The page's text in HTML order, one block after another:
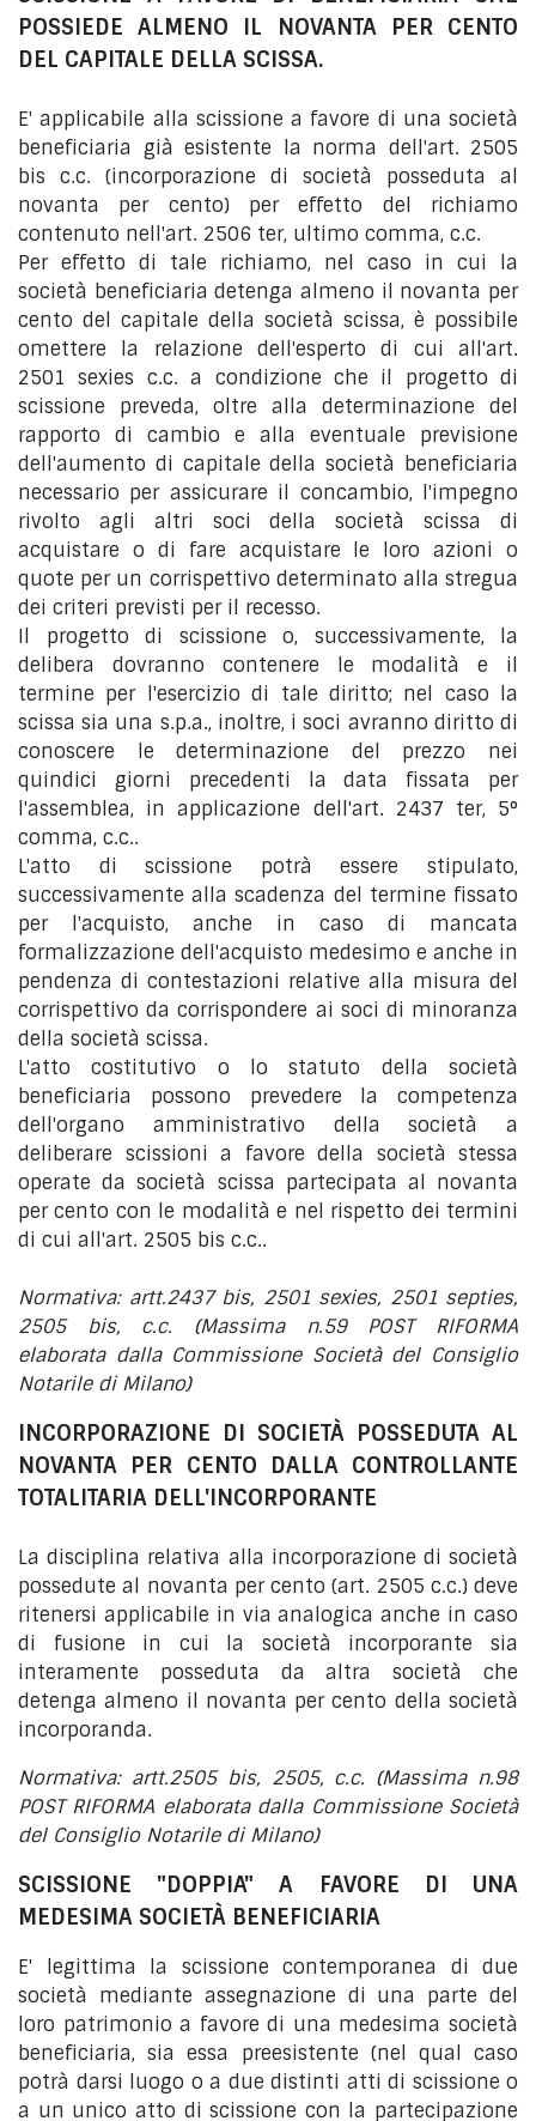
POSSIEDE ALMENO IL NOVANTA PER CENTO
DEL CAPITALE DELLA SCISSA.
E' applicabile alla scissione a favore di una società
beneficiaria già esistente la norma dell'art. 2505
bis c.c. (incorporazione di società posseduta al
novanta per cento) per effetto del richiamo
contenuto nell'art. 2506 ter, ultimo comma, c.c.
Per effetto di tale richiamo, nel caso in cui la
società beneficiaria detenga almeno il novanta per
cento del capitale della società scissa, è possibile
omettere la relazione dell'esperto di cui all'art.
2501 sexies c.c. a condizione che il progetto di
scissione preveda, oltre alla determinazione del
rapporto di cambio e alla eventuale previsione
dell'aumento di capitale della società beneficiaria
necessario per assicurare il concambio, l'impegno
rivolto agli altri soci della società scissa di
acquistare o di fare acquistare le loro azioni o
quote per un corrispettivo determinato alla stregua
dei criteri previsti per il recesso.
Il progetto di scissione o, successivamente, la
delibera dovranno contenere le modalità e il
termine per l'esercizio di tale diritto; nel caso la
scissa sia una s.p.a., inoltre, i soci avranno diritto di
conoscere le determinazione del prezzo nei
quindici giorni precedenti la data fissata per
l'assemblea, in applicazione dell'art. 2437 ter, 5°
comma, c.c..
L'atto di scissione potrà essere stipulato,
successivamente alla scadenza del termine fissato
per l'acquisto, anche in caso di mancata
formalizzazione dell'acquisto medesimo e anche in
pendenza di contestazioni relative alla misura del
corrispettivo da corrispondere ai soci di minoranza
della società scissa.
L'atto costitutivo o lo statuto della società
beneficiaria possono prevedere la competenza
dell'organo amministrativo della società a
deliberare scissioni a favore della società stessa
operate da società scissa partecipata al novanta
per cento con le modalità e nel rispetto dei termini
di cui all'art. 2505 bis c.c..
Normativa: artt.2437 bis, 2501 sexies, 2501 septies,
2505 bis, c.c. (Massima n.59 POST RIFORMA
elaborata dalla Commissione Società del Consiglio
Notarile di Milano)
INCORPORAZIONE DI SOCIETÀ POSSEDUTA AL
NOVANTA PER CENTO DALLA CONTROLLANTE
TOTALITARIA DELL'INCORPORANTE
La disciplina relativa alla incorporazione di società
possedute al novanta per cento (art. 2505 c.c.) deve
ritenersi applicabile in via analogica anche in caso
di fusione in cui la società incorporante sia
interamente posseduta da altra società che
detenga almeno il novanta per cento della società
incorporanda.
Normativa: artt.2505 bis, 2505, c.c. (Massima n.98
POST RIFORMA elaborata dalla Commissione Società
del Consiglio Notarile di Milano)
SCISSIONE "DOPPIA" A FAVORE DI UNA
MEDESIMA SOCIETÀ BENEFICIARIA
E' legittima la scissione contemporanea di due
società mediante assegnazione di una parte del
loro patrimonio a favore di una medesima società
beneficiaria, sia essa preesistente (nel qual caso
potrà darsi luogo o a due distinti atti di scissione o
a un unico atto di scissione con la partecipazione